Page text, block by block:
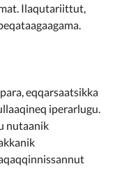
Ilaqutariittut,
eqqarsaatsikka
iperarlugu.
nutaanik